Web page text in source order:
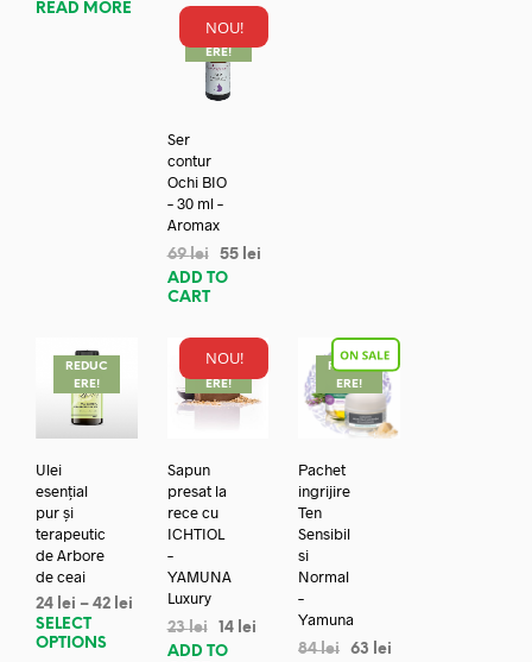
READ MORE
NOU!
REDUC
ERE!
Ser
contur
Ochi BIO
– 30 ml –
Aromax
69lei 55 lei
ADD TO
CART
REDUC
ERE!
Ulei
esențial
pur și
terapeutic
de Arbore
de ceai
24 lei – 42 lei
SELECT
OPTIONS
NOU!
REDUC
ERE!
Sapun
presat la
rece cu
ICHTIOL
–
YAMUNA
Luxury
23lei 14 lei
ADD TO
REDUC
ERE!
Pachet
ingrijire
Ten
Sensibil
si
Normal
–
Yamuna
84lei 63
lei